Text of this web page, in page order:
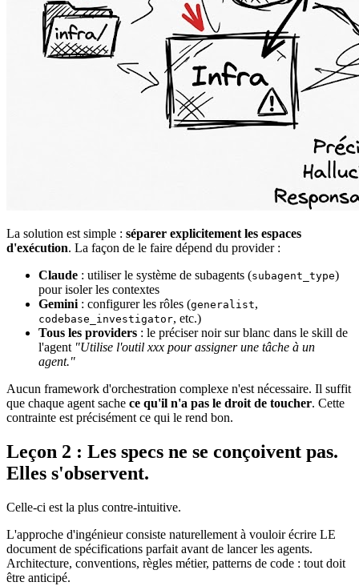
La solution est simple : séparer explicitement les espaces
d'exécution. La façon de le faire dépend du provider :
Claude : utiliser le système de subagents (subagent_type)
pour isoler les contextes
Gemini : configurer les rôles (generalist,
codebase_investigator, etc.)
Tous les providers : le préciser noir sur blanc dans le skill de
l'agent "Utilise l'outil xxx pour assigner une tâche à un
agent."
Aucun framework d'orchestration complexe n'est nécessaire. Il suffit
que chaque agent sache ce qu'il n'a pas le droit de toucher. Cette
contrainte est précisément ce qui le rend bon.
Leçon 2 : Les specs ne se conçoivent pas.
Elles s'observent.
Celle-ci est la plus contre-intuitive.
L'approche d'ingénieur consiste naturellement à vouloir écrire LE
document de spécifications parfait avant de lancer les agents.
Architecture, conventions, règles métier, patterns de code : tout doit
être anticipé.